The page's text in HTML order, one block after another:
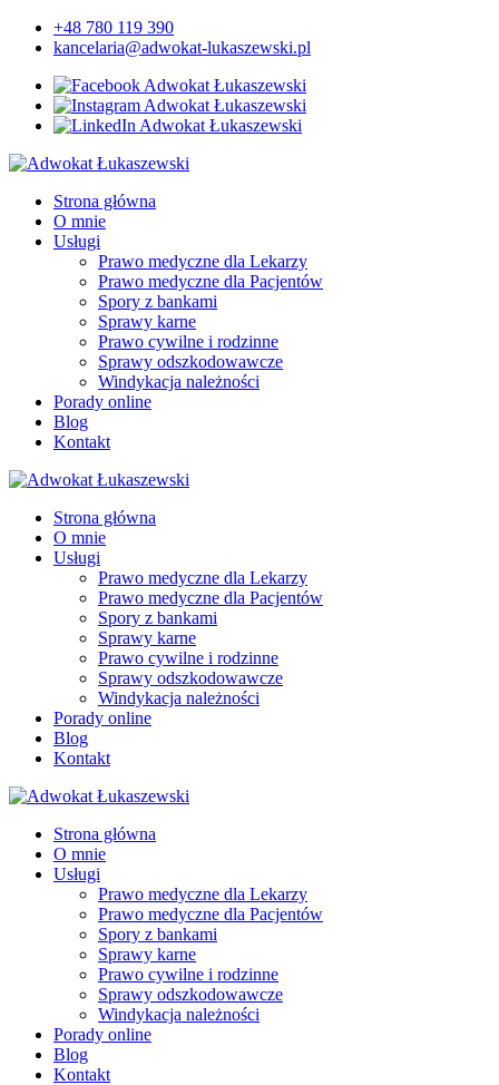
+48 780 119 390
kancelaria@adwokat-lukaszewski.pl
Strona główna
O mnie
Usługi
Prawo medyczne dla Lekarzy
Prawo medyczne dla Pacjentów
Spory z bankami
Sprawy karne
Prawo cywilne i rodzinne
Sprawy odszkodowawcze
Windykacja należności
Porady online
Blog
Kontakt
Strona główna
O mnie
Usługi
Prawo medyczne dla Lekarzy
Prawo medyczne dla Pacjentów
Spory z bankami
Sprawy karne
Prawo cywilne i rodzinne
Sprawy odszkodowawcze
Windykacja należności
Porady online
Blog
Kontakt
Strona główna
O mnie
Usługi
Prawo medyczne dla Lekarzy
Prawo medyczne dla Pacjentów
Spory z bankami
Sprawy karne
Prawo cywilne i rodzinne
Sprawy odszkodowawcze
Windykacja należności
Porady online
Blog
Kontakt